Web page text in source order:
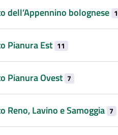
dell’Appennino bolognese
Pianura Est 11
Pianura Ovest 7
Reno, Lavino e Samoggia 7